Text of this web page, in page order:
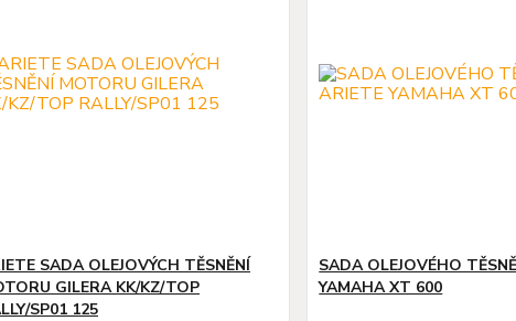
SADA OLEJOVÝCH TĚSNĚNÍ
GILERA KK/KZ/TOP
SP01 125
SADA OLEJOVÉHO
YAMAHA XT 600